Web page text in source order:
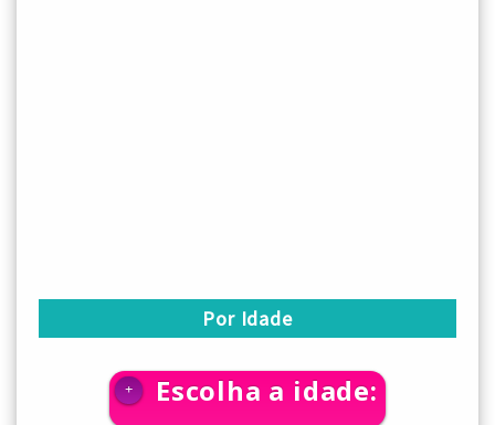
Por Idade
+ Escolha a idade: